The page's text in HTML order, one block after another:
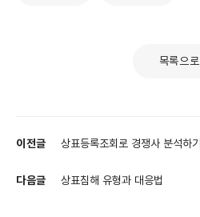
목록으로
이전글 상표등록조회로 경쟁사 분석하기
다음글 상표침해 유형과 대응법